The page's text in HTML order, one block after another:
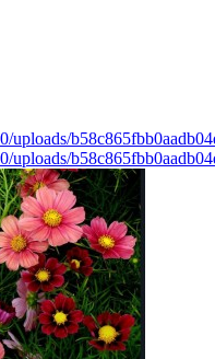
uploads/
uploads/